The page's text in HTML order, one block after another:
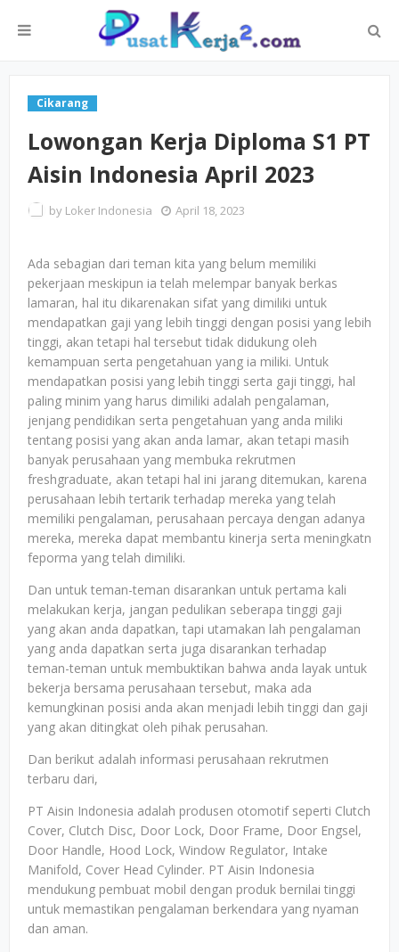
Cikarang
Lowongan Kerja Diploma S1 PT
Aisin Indonesia April 2023
by Loker Indonesia April 18, 2023
Ada sebagian dari teman kita yang belum memiliki
pekerjaan meskipun ia telah melempar banyak berkas
lamaran, hal itu dikarenakan sifat yang dimiliki untuk
mendapatkan gaji yang lebih tinggi dengan posisi yang lebih
tinggi, akan tetapi hal tersebut tidak didukung oleh
kemampuan serta pengetahuan yang ia miliki. Untuk
mendapatkan posisi yang lebih tinggi serta gaji tinggi, hal
paling minim yang harus dimiliki adalah pengalaman,
jenjang pendidikan serta pengetahuan yang anda miliki
tentang posisi yang akan anda lamar, akan tetapi masih
banyak perusahaan yang membuka rekrutmen
freshgraduate, akan tetapi hal ini jarang ditemukan, karena
perusahaan lebih tertarik terhadap mereka yang telah
memiliki pengalaman, perusahaan percaya dengan adanya
mereka, mereka dapat membantu kinerja serta meningkatn
feporma yang telah dimiliki.
Dan untuk teman-teman disarankan untuk pertama kali
melakukan kerja, jangan pedulikan seberapa tinggi gaji
yang akan anda dapatkan, tapi utamakan lah pengalaman
yang anda dapatkan serta juga disarankan terhadap
teman-teman untuk membuktikan bahwa anda layak untuk
bekerja bersama perusahaan tersebut, maka ada
kemungkinan posisi anda akan menjadi lebih tinggi dan gaji
yang akan ditingkat oleh pihak perusahan.
Dan berikut adalah informasi perusahaan rekrutmen
terbaru dari,
PT Aisin Indonesia adalah produsen otomotif seperti Clutch
Cover, Clutch Disc, Door Lock, Door Frame, Door Engsel,
Door Handle, Hood Lock, Window Regulator, Intake
Manifold, Cover Head Cylinder. PT Aisin Indonesia
mendukung pembuat mobil dengan produk bernilai tinggi
untuk memastikan pengalaman berkendara yang nyaman
dan aman.